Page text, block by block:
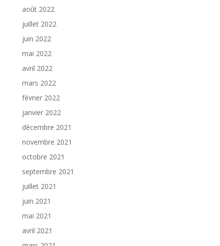
août 2022
juillet 2022
juin 2022
mai 2022
avril 2022
mars 2022
février 2022
janvier 2022
décembre 2021
novembre 2021
octobre 2021
septembre 2021
juillet 2021
juin 2021
mai 2021
avril 2021